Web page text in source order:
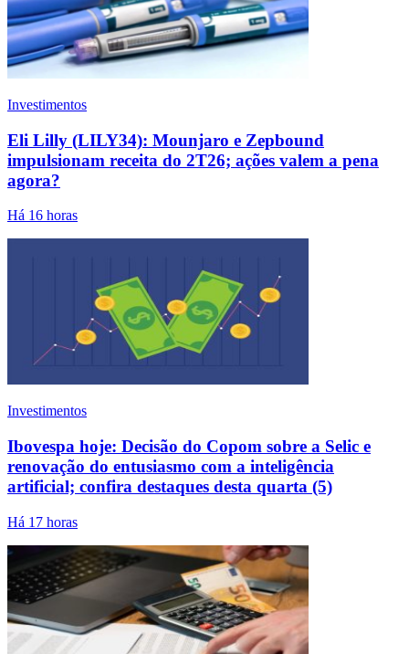
Investimentos
Eli Lilly (LILY34): Mounjaro e Zepbound
impulsionam receita do 2T26; ações valem a pena
agora?
Há 16 horas
Investimentos
Ibovespa hoje: Decisão do Copom sobre a Selic e
renovação do entusiasmo com a inteligência
artificial; confira destaques desta quarta (5)
Há 17 horas